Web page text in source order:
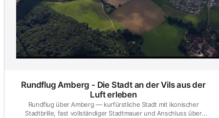
Rundflug Amberg - Die Stadt an der Vils aus der
Luft erleben
Rundflug über Amberg — kurfürstliche Stadt mit ikonischer
Stadtbrille, fast vollständiger Stadtmauer und Anschluss über